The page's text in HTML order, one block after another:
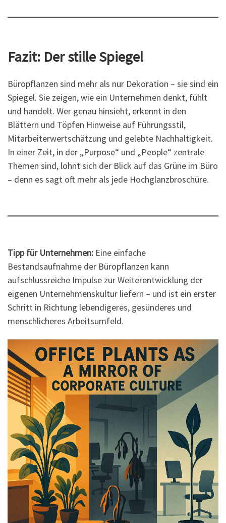
Fazit: Der stille Spiegel
Büropflanzen sind mehr als nur Dekoration – sie sind ein
Spiegel. Sie zeigen, wie ein Unternehmen denkt, fühlt
und handelt. Wer genau hinsieht, erkennt in den
Blättern und Töpfen Hinweise auf Führungsstil,
Mitarbeiterwertschätzung und gelebte Nachhaltigkeit.
In einer Zeit, in der „Purpose“ und „People“ zentrale
Themen sind, lohnt sich der Blick auf das Grüne im Büro
– denn es sagt oft mehr als jede Hochglanzbroschüre.
Tipp für Unternehmen: Eine einfache
Bestandsaufnahme der Büropflanzen kann
aufschlussreiche Impulse zur Weiterentwicklung der
eigenen Unternehmenskultur liefern – und ist ein erster
Schritt in Richtung lebendigeres, gesünderes und
menschlicheres Arbeitsumfeld.